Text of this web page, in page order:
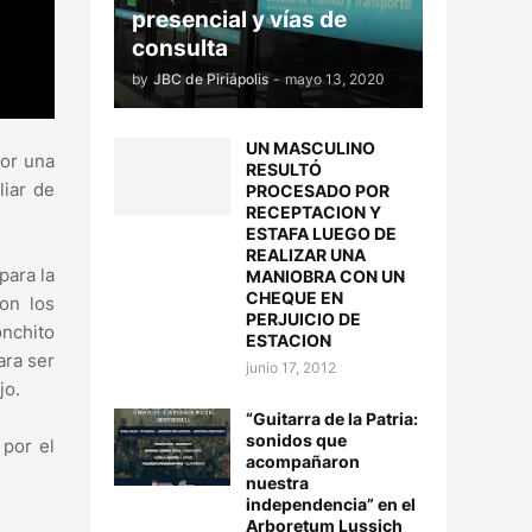
una
de
la
los
ser
el
presencial y vías de
consulta
by JBC de Piriápolis - mayo 13, 2020
UN MASCULINO
RESULTÓ
PROCESADO POR
RECEPTACION Y
ESTAFA LUEGO DE
REALIZAR UNA
MANIOBRA CON UN
CHEQUE EN
PERJUICIO DE
ESTACION
junio 17, 2012
“Guitarra de la Patria:
sonidos que
acompañaron
nuestra
independencia” en el
Arboretum Lussich